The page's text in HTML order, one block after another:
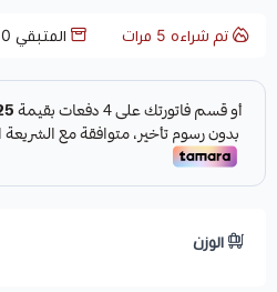
تم شراءه 5 مرات المتبقي 0
الوزن